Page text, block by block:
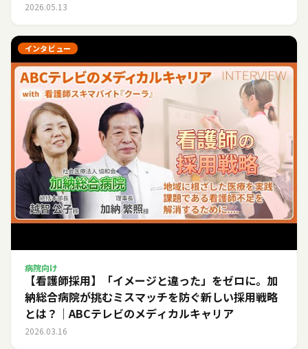
2026.05.13
インタビュー
病院向け
【看護師採用】「イメージと違った」をゼロに。加
納総合病院が挑むミスマッチを防ぐ新しい採用戦略
とは？｜ABCテレビのメディカルキャリア
2026.03.16